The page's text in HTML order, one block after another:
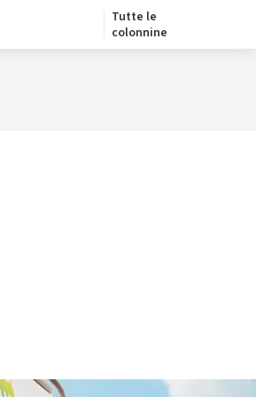
Tutte le
colonnine